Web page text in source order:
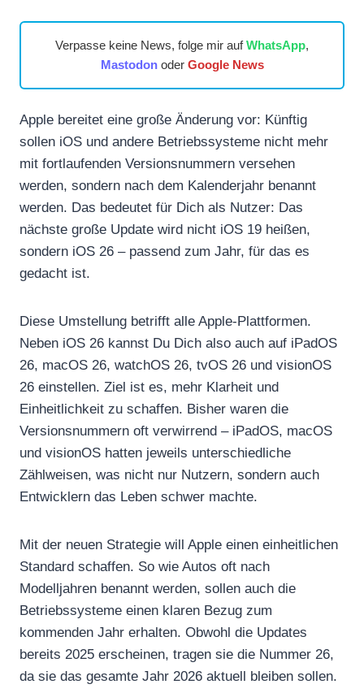
Verpasse keine News, folge mir aufWhatsApp,
Mastodonoder Google News
Apple bereitet eine große Änderung vor: Künftig
sollen iOS und andere Betriebssysteme nicht mehr
mit fortlaufenden Versionsnummern versehen
werden, sondern nach dem Kalenderjahr benannt
werden. Das bedeutet für Dich als Nutzer: Das
nächste große Update wird nicht iOS 19 heißen,
sondern iOS 26 – passend zum Jahr, für das es
gedacht ist.
Diese Umstellung betrifft alle Apple-Plattformen.
Neben iOS 26 kannst Du Dich also auch auf iPadOS
26, macOS 26, watchOS 26, tvOS 26 und visionOS
26 einstellen. Ziel ist es, mehr Klarheit und
Einheitlichkeit zu schaffen. Bisher waren die
Versionsnummern oft verwirrend – iPadOS, macOS
und visionOS hatten jeweils unterschiedliche
Zählweisen, was nicht nur Nutzern, sondern auch
Entwicklern das Leben schwer machte.
Mit der neuen Strategie will Apple einen einheitlichen
Standard schaffen. So wie Autos oft nach
Modelljahren benannt werden, sollen auch die
Betriebssysteme einen klaren Bezug zum
kommenden Jahr erhalten. Obwohl die Updates
bereits 2025 erscheinen, tragen sie die Nummer 26,
da sie das gesamte Jahr 2026 aktuell bleiben sollen.